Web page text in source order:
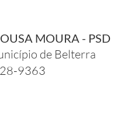
MOURA - PSD
de Belterra
9363